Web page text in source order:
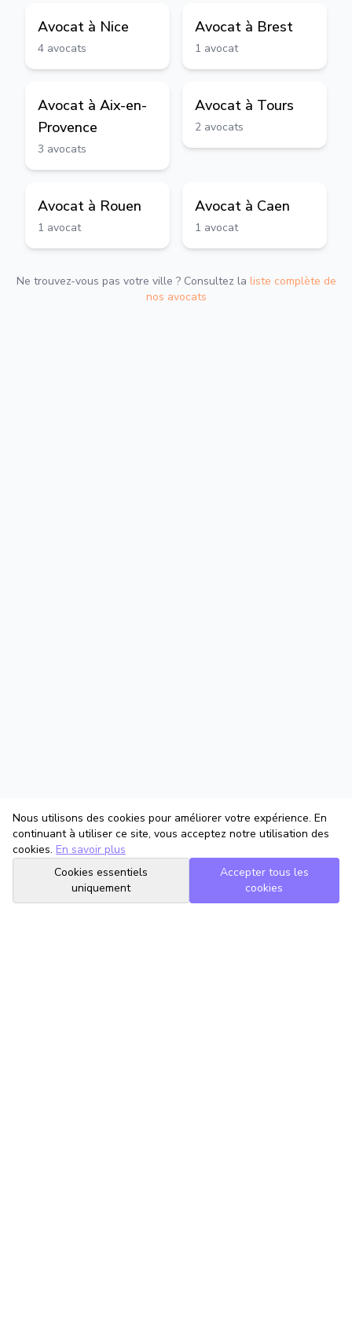
Avocat à Nice
4 avocats
Avocat à Brest
1 avocat
Avocat à Aix-en-
Provence
3 avocats
Avocat à Tours
2 avocats
Avocat à Rouen
1 avocat
Avocat à Caen
1 avocat
Ne trouvez-vous pas votre ville ? Consultez la liste complète de
nos avocats
Nous utilisons des cookies pour améliorer votre expérience. En
continuant à utiliser ce site, vous acceptez notre utilisation des
cookies. En savoir plus
Cookies essentiels
uniquement
Accepter tous les
cookies